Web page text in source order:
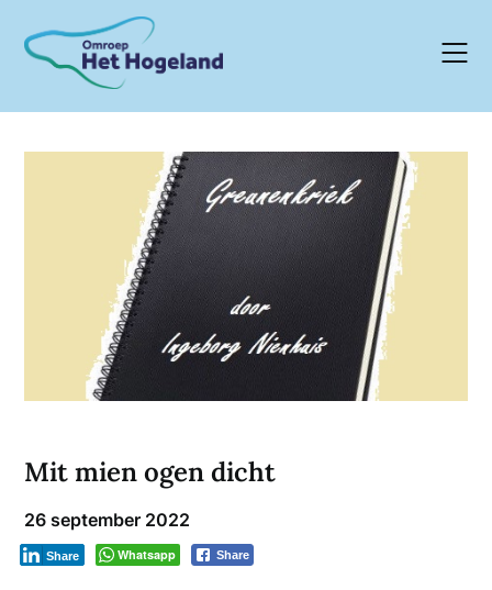
content
Mit mien ogen dicht
26 september 2022
Whatsapp Share
Share